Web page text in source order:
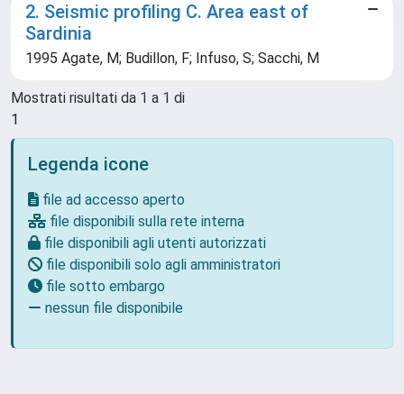
2. Seismic profiling C. Area east of
Sardinia
1995 Agate, M; Budillon, F; Infuso, S; Sacchi, M
Mostrati risultati da 1 a 1 di
1
Legenda icone
file ad accesso aperto
file disponibili sulla rete interna
file disponibili agli utenti autorizzati
file disponibili solo agli amministratori
file sotto embargo
nessun file disponibile